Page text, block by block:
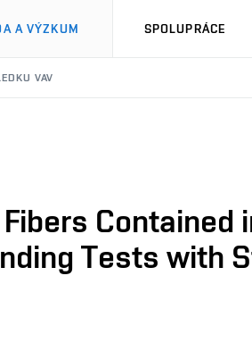
A VÝZKUM SPOLUPRÁCE
VAV
Contained
Tests with